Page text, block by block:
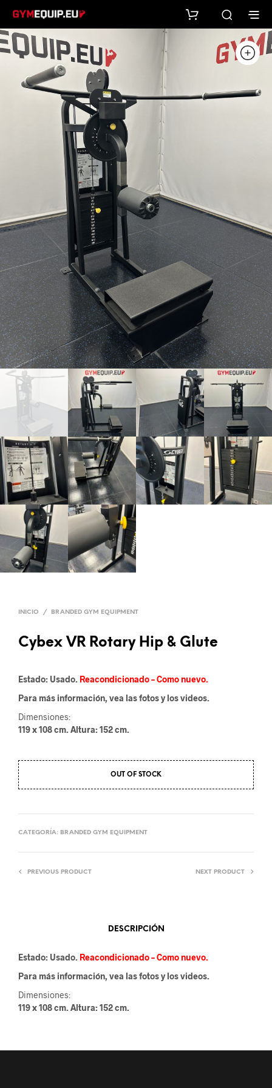
INICIO / BRANDED GYM EQUIPMENT
Cybex VR Rotary Hip & Glute
Estado: Usado. Reacondicionado – Como nuevo.
Para más información, vea las fotos y los videos.
Dimensiones:
119 x 108 cm. Altura: 152 cm.
OUT OF STOCK
CATEGORÍA: BRANDED GYM EQUIPMENT
PREVIOUS PRODUCT NEXT PRODUCT
DESCRIPCIÓN
Estado: Usado. Reacondicionado – Como nuevo.
Para más información, vea las fotos y los videos.
Dimensiones:
119 x 108 cm. Altura: 152 cm.